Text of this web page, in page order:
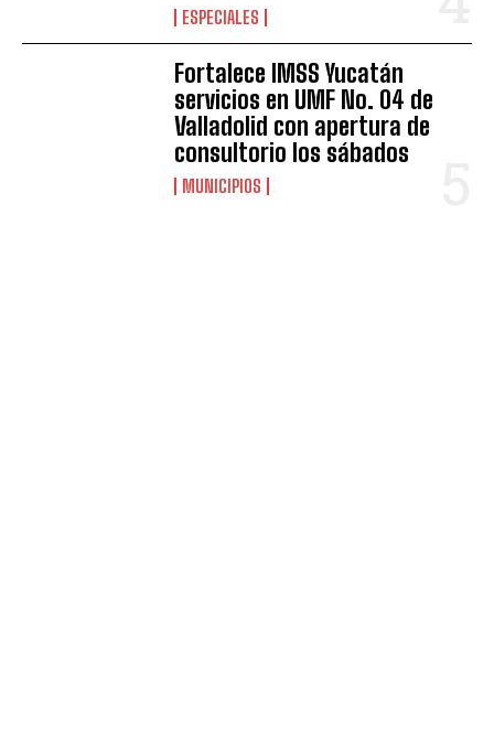
ESPECIALES
Fortalece IMSS Yucatán
servicios en UMF No. 04 de
Valladolid con apertura de
consultorio los sábados
MUNICIPIOS